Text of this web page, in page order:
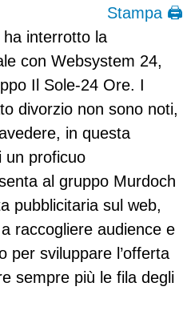
Stampa 🖨
interrotto la
con Websystem 24,
Il Sole-24 Ore. I
divorzio non sono noti,
in questa
un proficuo
al gruppo Murdoch
pubblicitaria sul web,
raccogliere audience e
per sviluppare l’offerta
sempre più le fila degli